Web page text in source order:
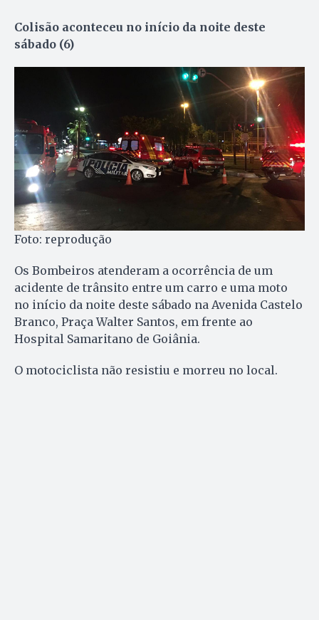
Colisão aconteceu no início da noite deste
sábado (6)
Foto: reprodução
Os Bombeiros atenderam a ocorrência de um
acidente de trânsito entre um carro e uma moto
no início da noite deste sábado na Avenida Castelo
Branco, Praça Walter Santos, em frente ao
Hospital Samaritano de Goiânia.
O motociclista não resistiu e morreu no local.